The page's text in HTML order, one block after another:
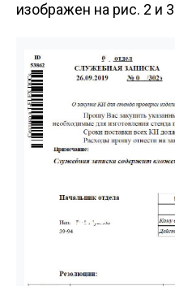
изображен на рис. 2 и